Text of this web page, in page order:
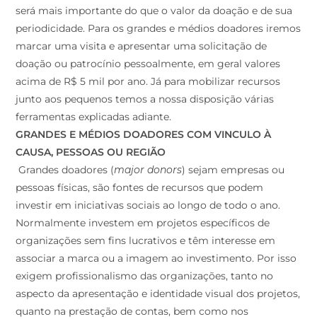
será mais importante do que o valor da doação e de sua
periodicidade. Para os grandes e médios doadores iremos
marcar uma visita e apresentar uma solicitação de
doação ou patrocínio pessoalmente, em geral valores
acima de R$ 5 mil por ano. Já para mobilizar recursos
junto aos pequenos temos a nossa disposição várias
ferramentas explicadas adiante.
GRANDES E MÉDIOS DOADORES COM VINCULO À
CAUSA, PESSOAS OU REGIÃO
Grandes doadores (major donors) sejam empresas ou
pessoas físicas, são fontes de recursos que podem
investir em iniciativas sociais ao longo de todo o ano.
Normalmente investem em projetos específicos de
organizações sem fins lucrativos e têm interesse em
associar a marca ou a imagem ao investimento. Por isso
exigem profissionalismo das organizações, tanto no
aspecto da apresentação e identidade visual dos projetos,
quanto na prestação de contas, bem como nos